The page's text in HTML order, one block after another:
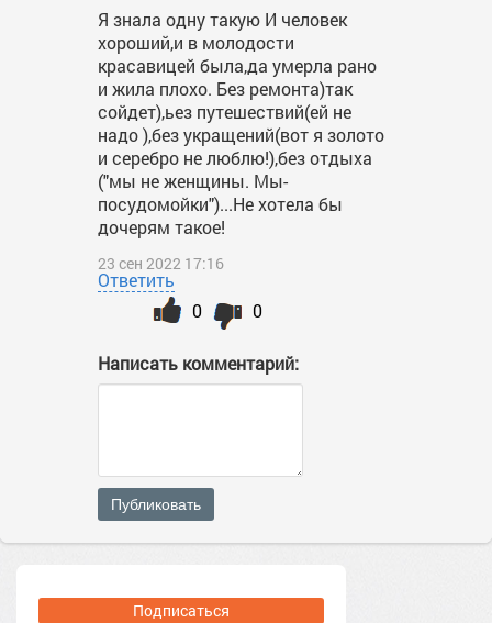
Я знала одну такую И человек
хороший,и в молодости
красавицей была,да умерла рано
и жила плохо. Без ремонта)так
сойдет),ьез путешествий(ей не
надо ),без укращений(вот я золото
и серебро не люблю!),без отдыха
("мы не женщины. Мы-
посудомойки")...Не хотела бы
дочерям такое!
23 сен 2022 17:16
Ответить
0
0
Написать комментарий:
Публиковать
Подписаться